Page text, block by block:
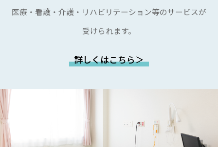
医療・看護・介護・リハビリテーション等のサービスが
受けられます。
詳しくはこちら＞